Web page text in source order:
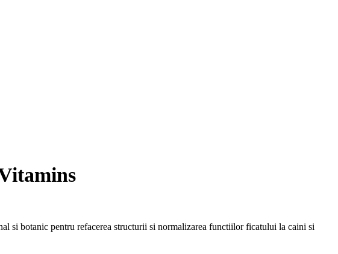
si botanic pentru refacerea structurii si normalizarea functiilor ficatului la caini si